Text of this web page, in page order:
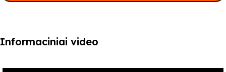
Informaciniai video